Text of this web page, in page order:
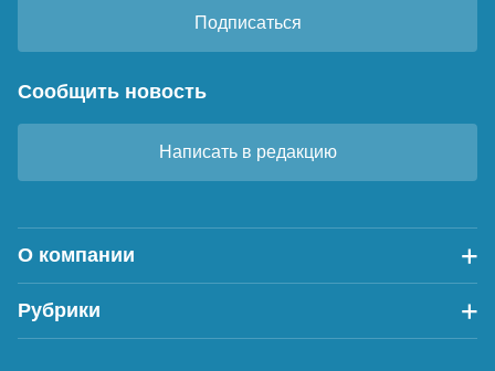
Подписаться
Сообщить новость
Написать в редакцию
О компании
Рубрики